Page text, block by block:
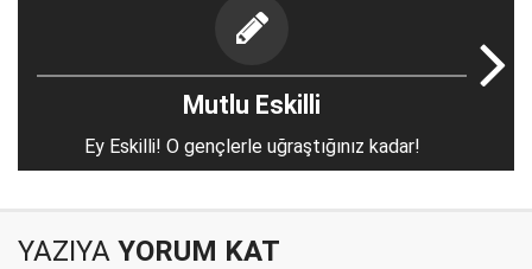
Mutlu Eskilli
Ey Eskilli! O gençlerle uğraştığınız kadar!
YAZIYA YORUM KAT